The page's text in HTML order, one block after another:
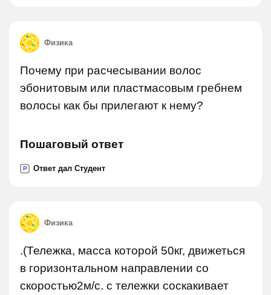
Физика
Почему при расчесывании волос
эбонитовым или пластмасовым гребнем
волосы как бы прилегают к нему?
Пошаговый ответ
P Ответ дал Студент
Физика
.(Тележка, масса которой 50кг, движеться
в горизонтальном направлении со
скоростью2м/с. с тележки соскакивает